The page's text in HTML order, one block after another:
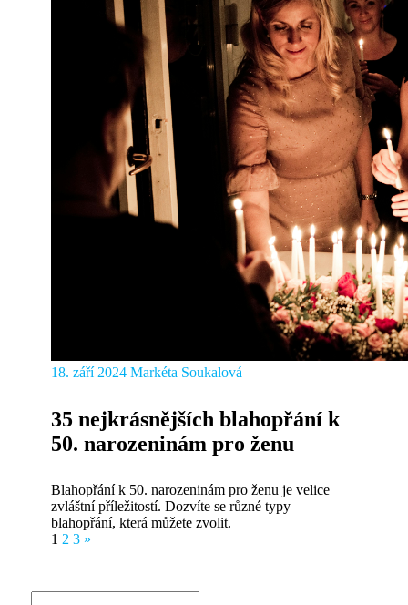
18. září 2024 Markéta Soukalová
35 nejkrásnějších blahopřání k
50. narozeninám pro ženu
Blahopřání k 50. narozeninám pro ženu je velice
zvláštní příležitostí. Dozvíte se různé typy
blahopřání, která můžete zvolit.
Stránkování
1 2 3 Next
»